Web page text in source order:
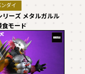
ダイ
リーズ メタルガルル
モード